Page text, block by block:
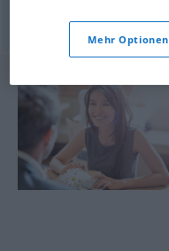
© OpenThesaurus.de
Mehr Optionen